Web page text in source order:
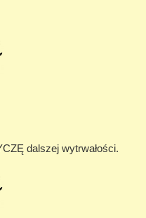
dalszej wytrwałości.